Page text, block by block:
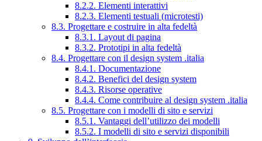
8.2.2. Elementi interattivi
8.2.3. Elementi testuali (microtesti)
8.3. Progettare e costruire in alta fedeltà
8.3.1. Layout di pagina
8.3.2. Prototipi in alta fedeltà
8.4. Progettare con il design system .italia
8.4.1. Documentazione
8.4.2. Benefici del design system
8.4.3. Risorse operative
8.4.4. Come contribuire al design system .italia
8.5. Progettare con i modelli di sito e servizi
8.5.1. Vantaggi dell’utilizzo dei modelli
8.5.2. I modelli di sito e servizi disponibili